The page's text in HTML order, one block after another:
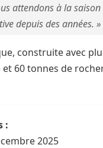
attendons à la
depuis des années. »
construite avec
60 tonnes de
:
2025